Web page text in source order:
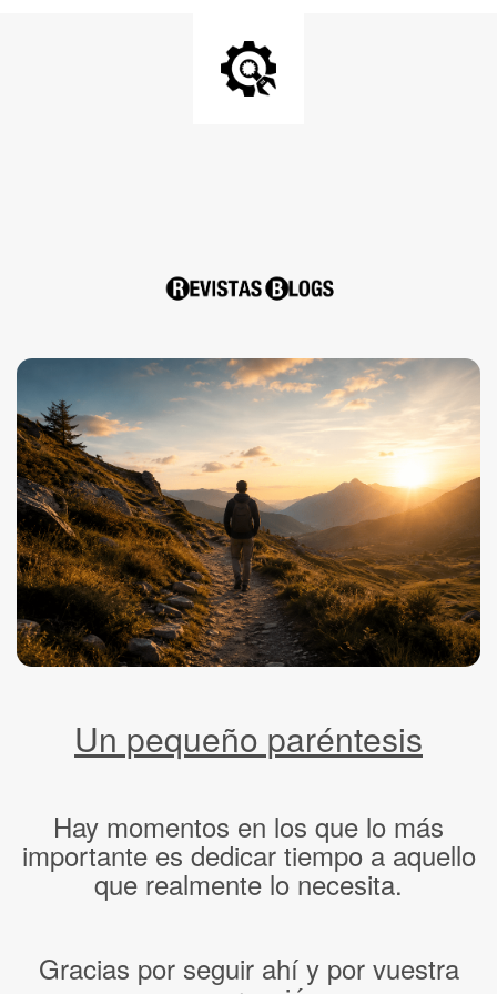
Un pequeño paréntesis
Hay momentos en los que lo más
importante es dedicar tiempo a aquello
que realmente lo necesita.
Gracias por seguir ahí y por vuestra